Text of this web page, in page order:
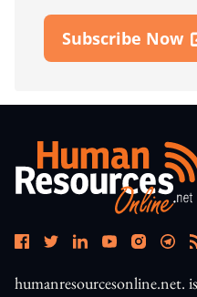
Subscribe Now
Open In New
humanresourcesonline.net.